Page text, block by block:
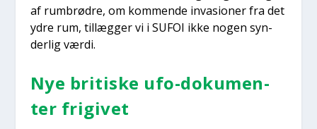
af rum­brød­re, om kom­men­de inva­sio­ner fra det
ydre rum, til­læg­ger vi i SUFOI ikke nogen syn­
der­lig vær­di.
Nye bri­ti­ske ufo-doku­men­
ter fri­gi­vet